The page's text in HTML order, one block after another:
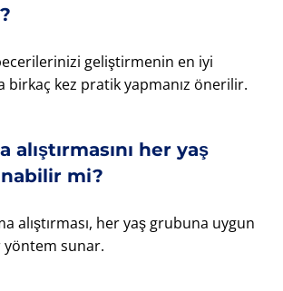
geliştirmenin en iyi
birkaç kez pratik yapmanız önerilir.
alıştırmasını her yaş
mi?
alıştırması, her yaş grubuna uygun
sunar.